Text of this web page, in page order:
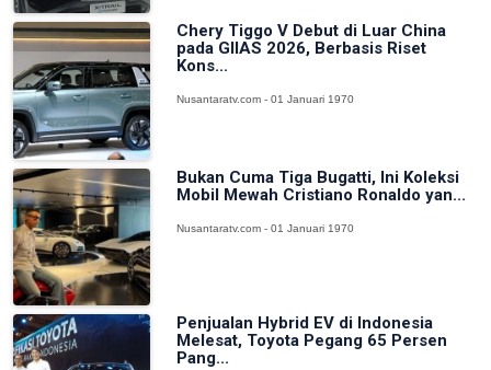
Chery Tiggo V Debut di Luar China
pada GIIAS 2026, Berbasis Riset
Kons...
Nusantaratv.com - 01 Januari 1970
Bukan Cuma Tiga Bugatti, Ini Koleksi
Mobil Mewah Cristiano Ronaldo yan...
Nusantaratv.com - 01 Januari 1970
Penjualan Hybrid EV di Indonesia
Melesat, Toyota Pegang 65 Persen
Pang...